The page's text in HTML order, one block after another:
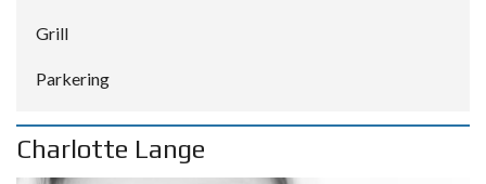
Grill
Parkering
Charlotte Lange